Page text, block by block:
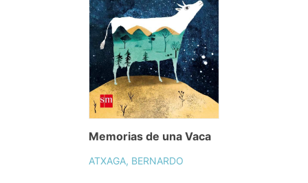
Memorias de una Vaca
ATXAGA, BERNARDO